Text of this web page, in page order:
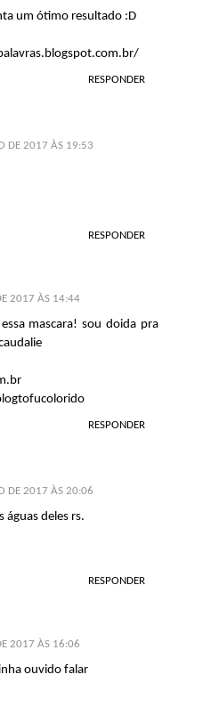
um ótimo resultado :D
RESPONDER
DE 2017 ÀS 19:53
RESPONDER
2017 ÀS 14:44
mascara! sou doida pra
RESPONDER
DE 2017 ÀS 20:06
águas deles rs.
RESPONDER
2017 ÀS 16:06
ouvido falar